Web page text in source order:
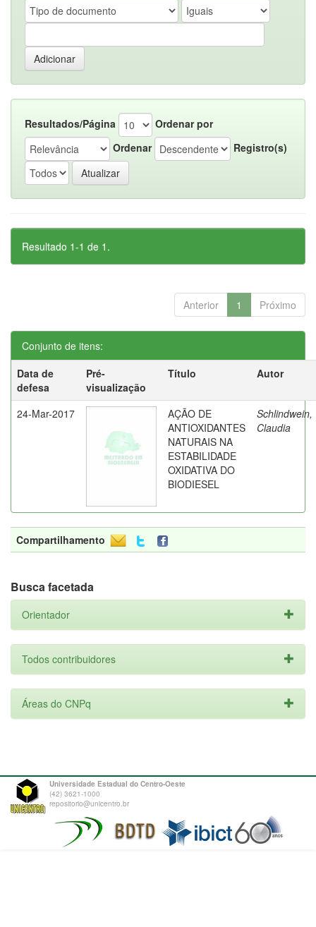
Resultados/Página
Ordenar por
Ordenar
Registro(s)
Resultado 1-1 de 1.
Anterior 1 Próximo
Conjunto de itens:
Data de
defesa
Pré-
visualização
Título Autor
24-Mar-2017
AÇÃO DE
ANTIOXIDANTES
NATURAIS NA
ESTABILIDADE
OXIDATIVA DO
BIODIESEL
Schlindwein,
Claudia
Compartilhamento
Busca facetada
Orientador
Todos contribuidores
Áreas do CNPq
Universidade Estadual do Centro-Oeste
(42) 3621-1000
repositorio@unicentro.br